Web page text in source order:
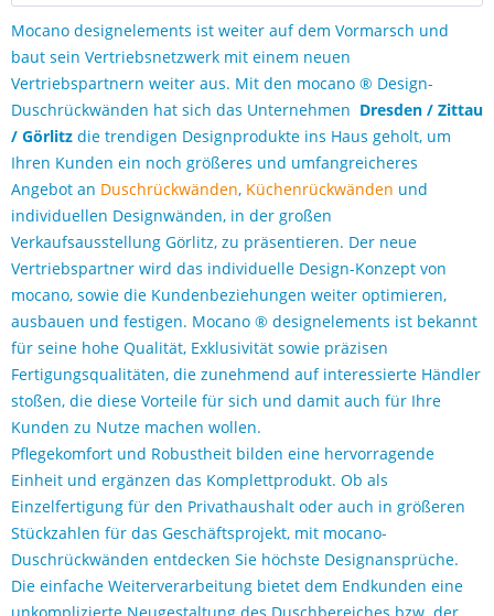
Mocano designelements ist weiter auf dem Vormarsch und
baut sein Vertriebsnetzwerk mit einem neuen
Vertriebspartnern weiter aus. Mit den mocano ® Design-
Duschrückwänden hat sich das Unternehmen Dresden / Zittau
/ Görlitz die trendigen Designprodukte ins Haus geholt, um
Ihren Kunden ein noch größeres und umfangreicheres
Angebot an Duschrückwänden, Küchenrückwänden und
individuellen Designwänden, in der großen
Verkaufsausstellung Görlitz, zu präsentieren. Der neue
Vertriebspartner wird das individuelle Design-Konzept von
mocano, sowie die Kundenbeziehungen weiter optimieren,
ausbauen und festigen. Mocano ® designelements ist bekannt
für seine hohe Qualität, Exklusivität sowie präzisen
Fertigungsqualitäten, die zunehmend auf interessierte Händler
stoßen, die diese Vorteile für sich und damit auch für Ihre
Kunden zu Nutze machen wollen.
Pflegekomfort und Robustheit bilden eine hervorragende
Einheit und ergänzen das Komplettprodukt. Ob als
Einzelfertigung für den Privathaushalt oder auch in größeren
Stückzahlen für das Geschäftsprojekt, mit mocano-
Duschrückwänden entdecken Sie höchste Designansprüche.
Die einfache Weiterverarbeitung bietet dem Endkunden eine